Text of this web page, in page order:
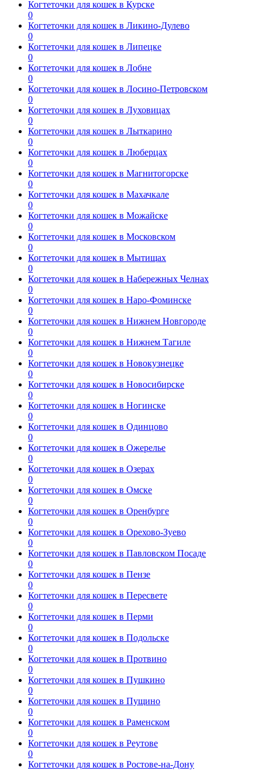
Когтеточки для кошек в Курске
0
Когтеточки для кошек в Ликино-Дулево
0
Когтеточки для кошек в Липецке
0
Когтеточки для кошек в Лобне
0
Когтеточки для кошек в Лосино-Петровском
0
Когтеточки для кошек в Луховицах
0
Когтеточки для кошек в Лыткарино
0
Когтеточки для кошек в Люберцах
0
Когтеточки для кошек в Магнитогорске
0
Когтеточки для кошек в Махачкале
0
Когтеточки для кошек в Можайске
0
Когтеточки для кошек в Московском
0
Когтеточки для кошек в Мытищах
0
Когтеточки для кошек в Набережных Челнах
0
Когтеточки для кошек в Наро-Фоминске
0
Когтеточки для кошек в Нижнем Новгороде
0
Когтеточки для кошек в Нижнем Тагиле
0
Когтеточки для кошек в Новокузнецке
0
Когтеточки для кошек в Новосибирске
0
Когтеточки для кошек в Ногинске
0
Когтеточки для кошек в Одинцово
0
Когтеточки для кошек в Ожерелье
0
Когтеточки для кошек в Озерах
0
Когтеточки для кошек в Омске
0
Когтеточки для кошек в Оренбурге
0
Когтеточки для кошек в Орехово-Зуево
0
Когтеточки для кошек в Павловском Посаде
0
Когтеточки для кошек в Пензе
0
Когтеточки для кошек в Пересвете
0
Когтеточки для кошек в Перми
0
Когтеточки для кошек в Подольске
0
Когтеточки для кошек в Протвино
0
Когтеточки для кошек в Пушкино
0
Когтеточки для кошек в Пущино
0
Когтеточки для кошек в Раменском
0
Когтеточки для кошек в Реутове
0
Когтеточки для кошек в Ростове-на-Дону